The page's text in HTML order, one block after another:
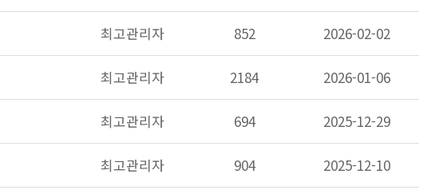
최고관리자 852 2026-02-02
최고관리자 2184 2026-01-06
최고관리자 694 2025-12-29
최고관리자 904 2025-12-10